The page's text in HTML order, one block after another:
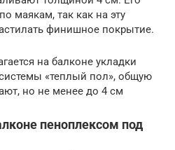
маякам, так как на эту
финишное покрытие.
на балконе укладки
«теплый пол», общую
но не менее до 4 см
пеноплексом под